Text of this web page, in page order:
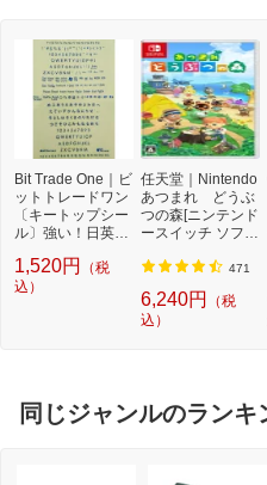
Bit Trade One｜ビ
ットトレードワン
〔キートップシー
ル〕強い！日英対
プシールセット ブ
ルー DYKTSBL
1,520円
（税
込）
任天堂｜Nintendo
あつまれ どうぶ
つの森[ニンテンド
ースイッチ ソフ
471
6,240円
（税
込）
同じジャンルのランキ